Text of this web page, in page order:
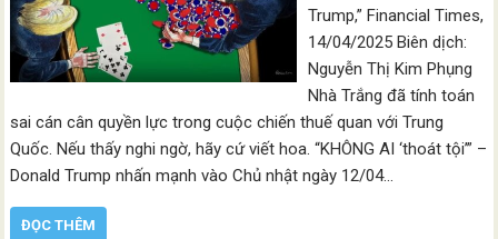
Trump,” Financial Times,
14/04/2025 Biên dịch:
Nguyễn Thị Kim Phụng
Nhà Trắng đã tính toán
sai cán cân quyền lực trong cuộc chiến thuế quan với Trung
Quốc. Nếu thấy nghi ngờ, hãy cứ viết hoa. “KHÔNG AI ‘thoát tội’” –
Donald Trump nhấn mạnh vào Chủ nhật ngày 12/04…
ĐỌC THÊM